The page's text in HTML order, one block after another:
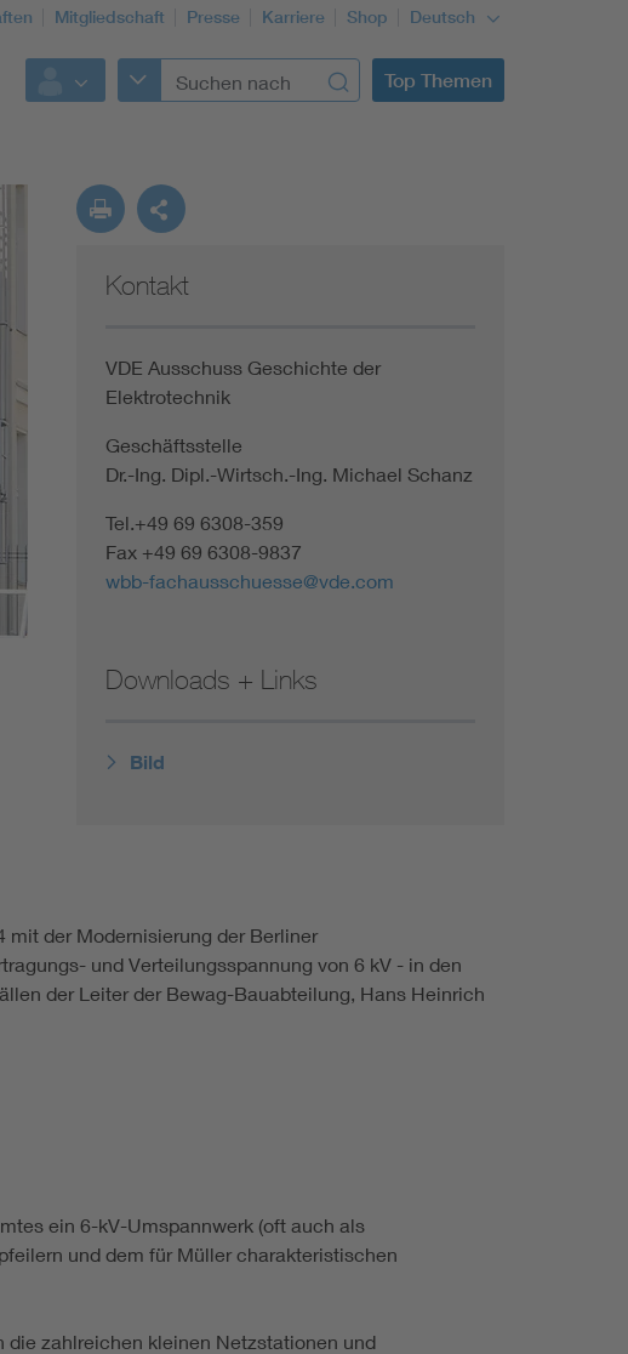
Mitgliedschaft Presse Karriere Shop Deutsch
Top Themen
Kontakt
VDE Ausschuss Geschichte der
Elektrotechnik
Geschäftsstelle
Dr.-Ing. Dipl.-Wirtsch.-Ing. Michael Schanz
Tel.+49 69 6308-359
Fax +49 69 6308-9837
wbb-fachausschuesse@vde.com
Downloads + Links
Bild
mit der Modernisierung der Berliner
und Verteilungsspannung von 6 kV - in den
der Leiter der Bewag-Bauabteilung, Hans Heinrich
ein 6-kV-Umspannwerk (oft auch als
und dem für Müller charakteristischen
zahlreichen kleinen Netzstationen und